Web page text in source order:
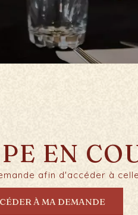
EN
afin d'accéder à
À MA DEMANDE